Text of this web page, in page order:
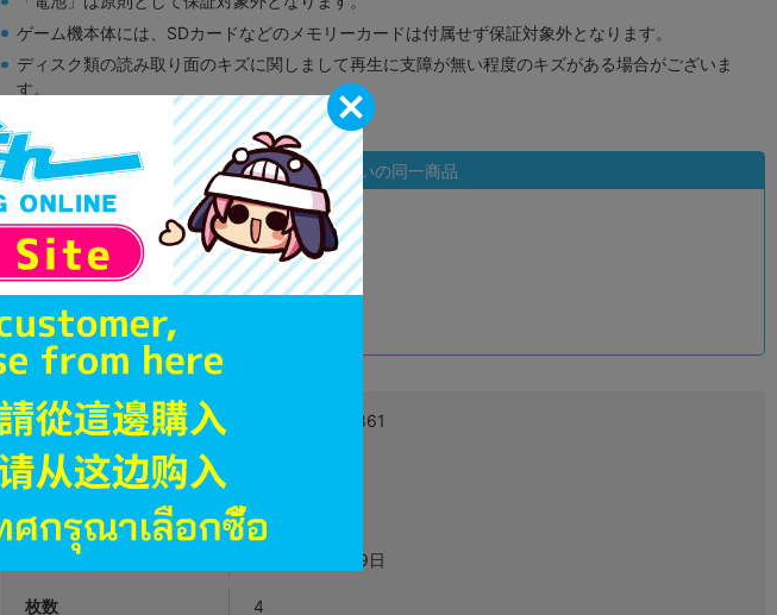
ゲーム機本体には、SDカードなどのメモリーカードは付属せず保証対象外となります。
ディスク類の読み取り面のキズに関しまして再生に支障が無い程度のキズがある場合がございま
す。
※詳細につきましてはコチラ
状態違いの同一商品
状態 :A
オンライン
品切状態 14,900
JANコード 4524135092861
商品番号
商品カテゴリ 映像・音楽
発売日 2023年03月29日
枚数 4